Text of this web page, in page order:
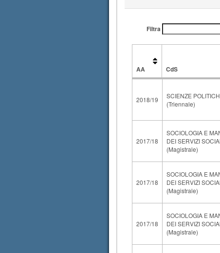
Filtra
AA CdS
2018/19
SCIENZE
(Triennale)
2017/18
SOCIOLOGIA E
DEI SERVIZI
(Magistrale)
2017/18
SOCIOLOGIA E
DEI SERVIZI
(Magistrale)
2017/18
SOCIOLOGIA E
DEI SERVIZI
(Magistrale)